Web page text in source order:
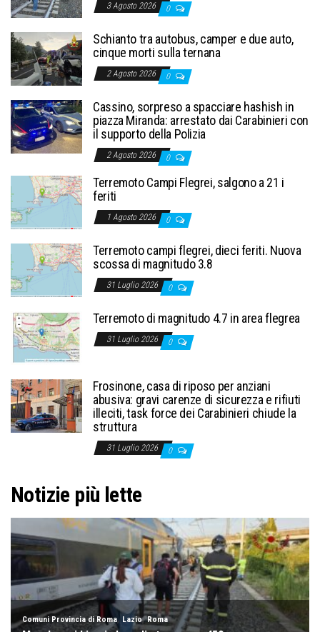
3 Agosto 2026 0
Schianto tra autobus, camper e due auto,
cinque morti sulla ternana
2 Agosto 2026 0
Cassino, sorpreso a spacciare hashish in
piazza Miranda: arrestato dai Carabinieri con
il supporto della Polizia
2 Agosto 2026 0
Terremoto Campi Flegrei, salgono a 21 i
feriti
1 Agosto 2026 0
Terremoto campi flegrei, dieci feriti. Nuova
scossa di magnitudo 3.8
31 Luglio 2026 0
Terremoto di magnitudo 4.7 in area flegrea
31 Luglio 2026 0
Frosinone, casa di riposo per anziani
abusiva: gravi carenze di sicurezza e rifiuti
illeciti, task force dei Carabinieri chiude la
struttura
31 Luglio 2026 0
Notizie più lette